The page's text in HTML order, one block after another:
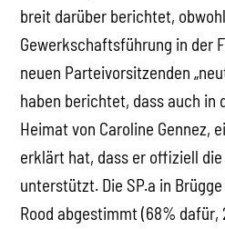
breit darüber berichtet,
Gewerkschaftsführung in der
neuen Parteivorsitzenden
haben berichtet, dass auch in
Heimat von Caroline Gennez,
erklärt hat, dass er offiziell die
unterstützt. Die SP.a in
Rood abgestimmt (68% dafür,